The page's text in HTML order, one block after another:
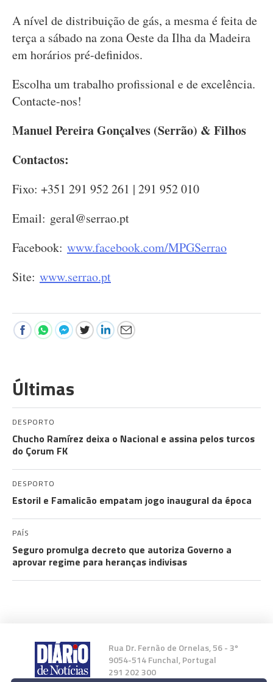
A nível de distribuição de gás, a mesma é feita de
terça a sábado na zona Oeste da Ilha da Madeira
em horários pré-definidos.
Escolha um trabalho profissional e de excelência.
Contacte-nos!
Manuel Pereira Gonçalves (Serrão) & Filhos
Contactos:
Fixo: +351 291 952 261 | 291 952 010
Email: geral@serrao.pt
Facebook: www.facebook.com/MPGSerrao
Site: www.serrao.pt
Últimas
DESPORTO
Chucho Ramírez deixa o Nacional e assina pelos turcos
do Çorum FK
DESPORTO
Estoril e Famalicão empatam jogo inaugural da época
PAÍS
Seguro promulga decreto que autoriza Governo a
aprovar regime para heranças indivisas
Rua Dr. Fernão de Ornelas, 56 - 3º
9054-514 Funchal, Portugal
291 202 300